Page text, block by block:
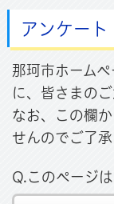
アンケート
那珂市ホーム
に、皆さまの
なお、この欄
せんのでご了承
Q.このページ